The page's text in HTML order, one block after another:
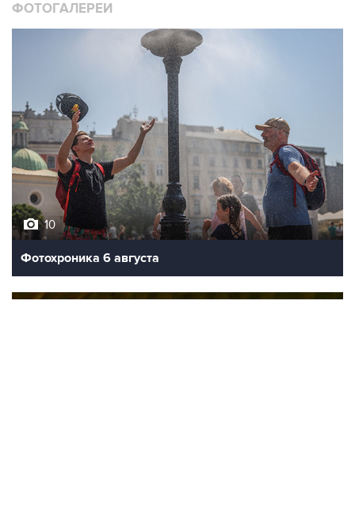
ФОТОГАЛЕРЕИ
10
Фотохроника 6 августа